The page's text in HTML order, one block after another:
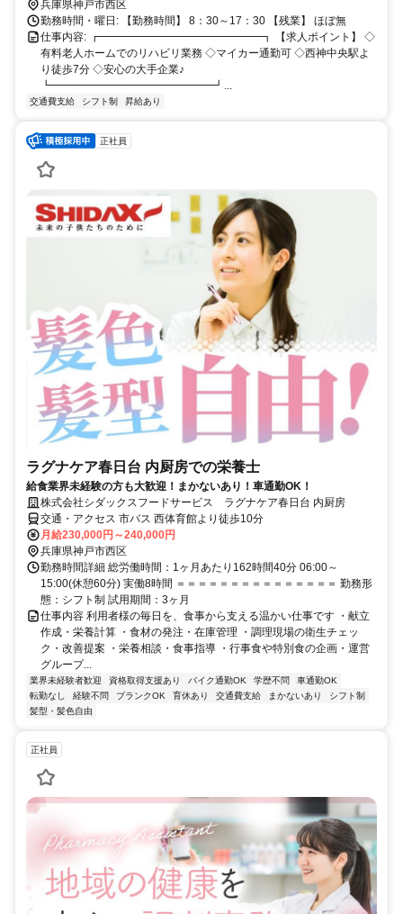
兵庫県神戸市西区
勤務時間・曜日: 【勤務時間】 8：30～17：30 【残業】 ほぼ無
仕事内容: ┏━━━━━━━━━━━━━━━┓ 【求人ポイント】 ◇
有料老人ホームでのリハビリ業務 ◇マイカー通勤可 ◇西神中央駅よ
り徒歩7分 ◇安心の大手企業♪
┗━━━━━━━━━━━━━━━┛...
交通費支給 シフト制 昇給あり
正社員
ラグナケア春日台 内厨房での栄養士
給食業界未経験の方も大歓迎！まかないあり！車通勤OK！
株式会社シダックスフードサービス ラグナケア春日台 内厨房
交通・アクセス 市バス 西体育館より徒歩10分
月給230,000円～240,000円
兵庫県神戸市西区
勤務時間詳細 総労働時間：1ヶ月あたり162時間40分 06:00～
15:00(休憩60分) 実働8時間 ＝＝＝＝＝＝＝＝＝＝＝＝＝＝＝ 勤務形
態：シフト制 試用期間：3ヶ月
仕事内容 利用者様の毎日を、食事から支える温かい仕事です ・献立
作成・栄養計算 ・食材の発注・在庫管理 ・調理現場の衛生チェッ
ク・改善提案 ・栄養相談・食事指導 ・行事食や特別食の企画・運営
グループ...
業界未経験者歓迎 資格取得支援あり バイク通勤OK 学歴不問
車通勤OK
転勤なし
経験不問 ブランクOK 育休あり 交通費支給 まかないあり
シフト制
髪型・髪色自由
正社員